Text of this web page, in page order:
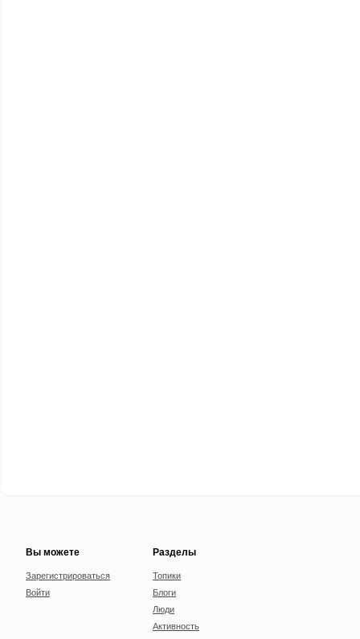
Вы можете
Зарегистрироваться
Войти
Разделы
Топики
Блоги
Люди
Активность